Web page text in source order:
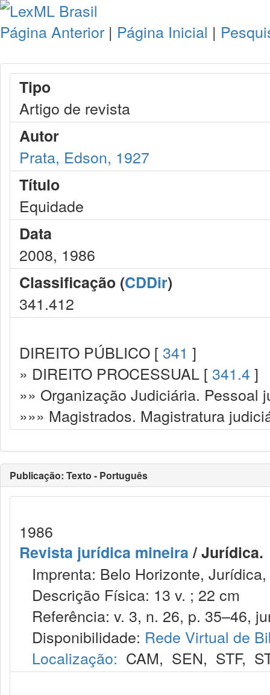
Página Anterior | Página Inicial |
Tipo
Artigo de revista
Autor
Prata, Edson, 1927
Título
Equidade
Data
2008, 1986
Classificação (CDDir)
341.412
DIREITO PÚBLICO [ 341 ]
» DIREITO PROCESSUAL [ 341.4 ]
»» Organização Judiciária. Pessoal
»»» Magistrados. Magistratura
Publicação: Texto - Português
1986
Revista jurídica mineira/ Jurídica.
Imprenta: Belo Horizonte,
Descrição Física: 13 v. ; 22 cm
Referência: v. 3, n. 26, p. 35–46,
Disponibilidade: Rede Virtual de
Localização: CAM, SEN, STF,